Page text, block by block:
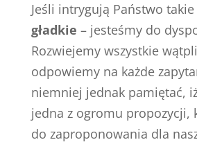
Jeśli intrygują Państwo takie
gładkie – jesteśmy do
Rozwiejemy wszystkie
odpowiemy na każde
niemniej jednak pamiętać,
jedna z ogromu propozycji,
do zaproponowania dla